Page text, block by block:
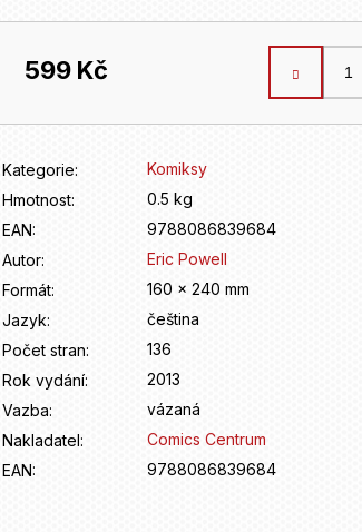
599 Kč
Měrná
Kategorie:
Komiksy
Hmotnost:
0.5 kg
EAN:
9788086839684
Autor:
Eric Powell
Formát:
160 x 240 mm
Jazyk:
čeština
Počet stran:
136
Rok vydání:
2013
Vazba:
vázaná
Nakladatel:
Comics Centrum
EAN: 9788086839684